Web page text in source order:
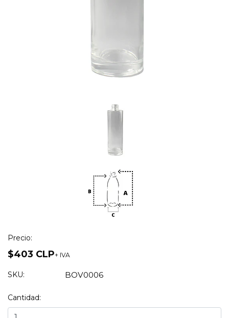
Precio:
$403 CLP+ IVA
SKU: BOV0006
Cantidad: